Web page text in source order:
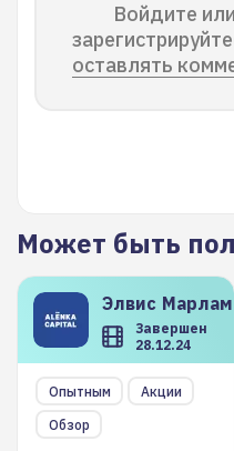
Войдите или
оставлять
Может быть
Элвис
Завершен
28.12.24
Опытным
Акции
Обзор